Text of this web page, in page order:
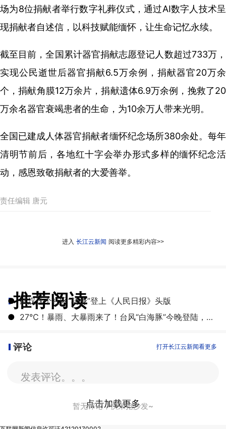
场为8位捐献者举行数字礼葬仪式，通过AI数字人技术呈
现捐献者自述信，以科技赋能缅怀，让生命记忆永续。
截至目前，全国累计器官捐献志愿登记人数超过733万，
实现公民逝世后器官捐献6.5万余例，捐献器官20万余
个，捐献角膜12万余片，捐献遗体6.9万余例，挽救了20
万余名器官衰竭患者的生命，为10余万人带来光明。
全国已建成人体器官捐献者缅怀纪念场所380余处。每年
清明节前后，各地红十字会举办形式多样的缅怀纪念活
动，感恩致敬捐献者的大爱善举。
责任编辑 唐元
进入 长江云新闻 阅读更多精彩内容>>
推荐阅读
● 武汉这个社区“转身”登上《人民日报》头版
●
27℃！暴雨、大暴雨来了！台风“白海豚”今晚登陆，湖北开启降雨降温模式
评论 打开长江云新闻看更多
发表评论。。。
暂无评论，快来抢沙发~
点击加载更多